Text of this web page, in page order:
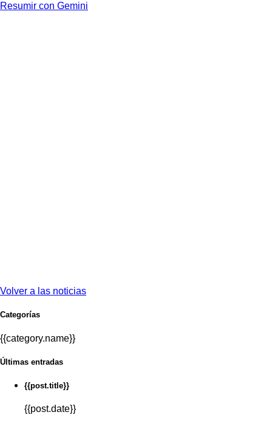
Resumir con Gemini
Volver a las noticias
Categorías
{{category.name}}
Últimas entradas
{{post.title}}
{{post.date}}